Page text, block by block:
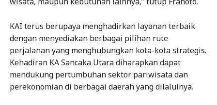
KAI terus berupaya menghadirkan layanan terbaik
dengan menyediakan berbagai pilihan rute
perjalanan yang menghubungkan kota-kota strategis.
Kehadiran KA Sancaka Utara diharapkan dapat
mendukung pertumbuhan sektor pariwisata dan
perekonomian di berbagai daerah yang dilaluinya.